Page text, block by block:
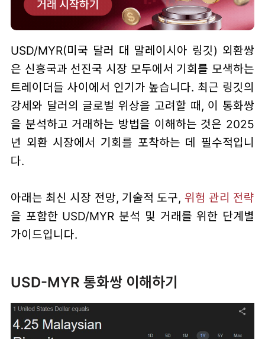
USD/MYR(미국 달러 대 말레이시아 링깃) 외환쌍
은 신흥국과 선진국 시장 모두에서 기회를 모색하는
트레이더들 사이에서 인기가 높습니다. 최근 링깃의
강세와 달러의 글로벌 위상을 고려할 때, 이 통화쌍
을 분석하고 거래하는 방법을 이해하는 것은 2025
년 외환 시장에서 기회를 포착하는 데 필수적입니
다.
아래는 최신 시장 전망, 기술적 도구, 위험 관리 전략
을 포함한 USD/MYR 분석 및 거래를 위한 단계별
가이드입니다.
USD-MYR 통화쌍 이해하기